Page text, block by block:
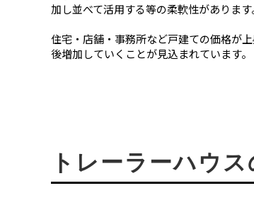
加し並べて活用する等の柔軟性があります
住宅・店舗・事務所など戸建ての価格が
後増加していくことが見込まれています。
トレーラーハウ